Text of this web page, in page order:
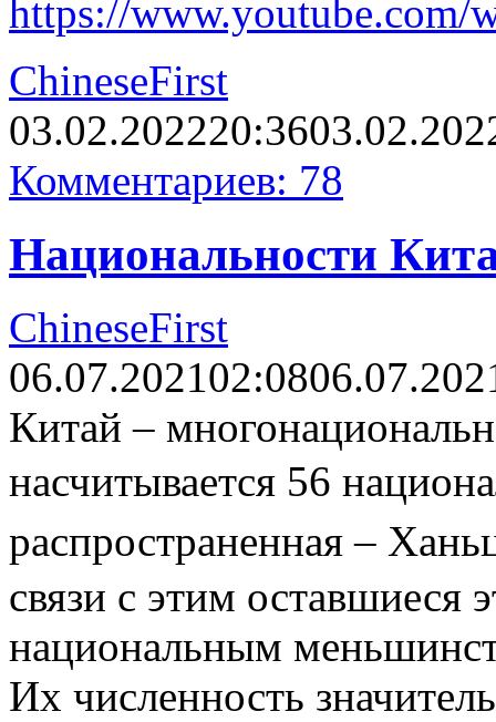
https://
ChineseFirst
03.02.202220:36
Комментариев: 78
Национальности
ChineseFirst
06.07.202102:08
Китай –
насчитывается 56
распространенная –
связи с этим оставшиеся
национальным
Их численность